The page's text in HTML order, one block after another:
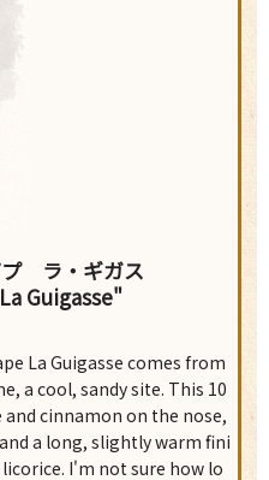
プ ラ・ギガス
Guigasse"
La Guigasse comes from
a cool, sandy site. This 10
and cinnamon on the nose,
a long, slightly warm fini
I'm not sure how lo